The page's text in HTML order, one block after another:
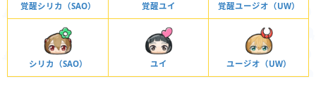
覚醒シリカ（SAO） 覚醒ユイ 覚醒ユージオ（UW）
シリカ（SAO） ユイ ユージオ（UW）